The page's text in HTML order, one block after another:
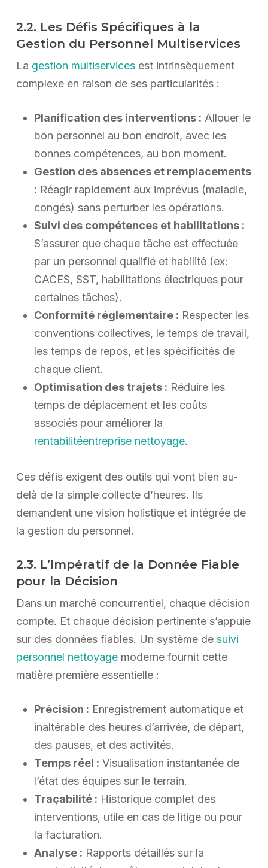
2.2. Les Défis Spécifiques à la
Gestion du Personnel Multiservices
La gestion multiservicesest intrinsèquement
complexe en raison de ses particularités :
Planification des interventions : Allouer le
bon personnel au bon endroit, avec les
bonnes compétences, au bon moment.
Gestion des absences et remplacements
: Réagir rapidement aux imprévus (maladie,
congés) sans perturber les opérations.
Suivi des compétences et habilitations :
S’assurer que chaque tâche est effectuée
par un personnel qualifié et habilité (ex:
CACES, SST, habilitations électriques pour
certaines tâches).
Conformité réglementaire : Respecter les
conventions collectives, le temps de travail,
les temps de repos, et les spécificités de
chaque client.
Optimisation des trajets : Réduire les
temps de déplacement et les coûts
associés pour améliorer la
rentabilitéentreprise nettoyage.
Ces défis exigent des outils qui vont bien au-
delà de la simple collecte d’heures. Ils
demandent une vision holistique et intégrée de
la gestion du personnel.
2.3. L’Impératif de la Donnée Fiable
pour la Décision
Dans un marché concurrentiel, chaque décision
compte. Et chaque décision pertinente s’appuie
sur des données fiables. Un système de suivi
personnel nettoyagemoderne fournit cette
matière première essentielle :
Précision : Enregistrement automatique et
inaltérable des heures d’arrivée, de départ,
des pauses, et des activités.
Temps réel : Visualisation instantanée de
l’état des équipes sur le terrain.
Traçabilité : Historique complet des
interventions, utile en cas de litige ou pour
la facturation.
Analyse : Rapports détaillés sur la